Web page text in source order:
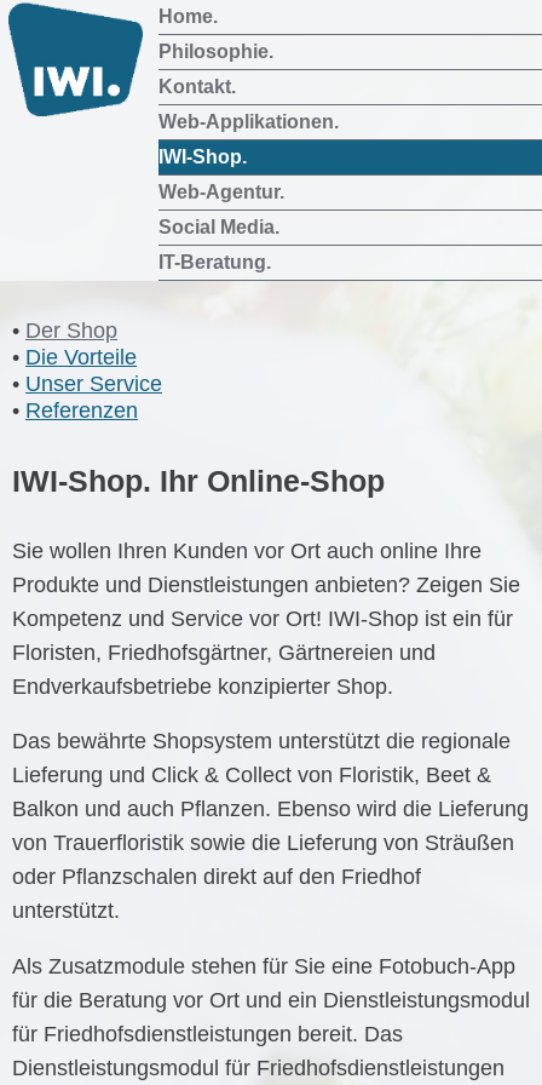
Home.
Philosophie.
Kontakt.
Web-Applikationen.
IWI-Shop.
Web-Agentur.
Social Media.
IT-Beratung.
Der Shop
Die Vorteile
Unser Service
Referenzen
IWI-Shop. Ihr Online-Shop
Sie wollen Ihren Kunden vor Ort auch online Ihre
Produkte und Dienstleistungen anbieten? Zeigen Sie
Kompetenz und Service vor Ort! IWI-Shop ist ein für
Floristen, Friedhofsgärtner, Gärtnereien und
Endverkaufsbetriebe konzipierter Shop.
Das bewährte Shopsystem unterstützt die regionale
Lieferung und Click & Collect von Floristik, Beet &
Balkon und auch Pflanzen. Ebenso wird die Lieferung
von Trauerfloristik sowie die Lieferung von Sträußen
oder Pflanzschalen direkt auf den Friedhof
unterstützt.
Als Zusatzmodule stehen für Sie eine Fotobuch-App
für die Beratung vor Ort und ein Dienstleistungsmodul
für Friedhofsdienstleistungen bereit. Das
Dienstleistungsmodul für Friedhofsdienstleistungen